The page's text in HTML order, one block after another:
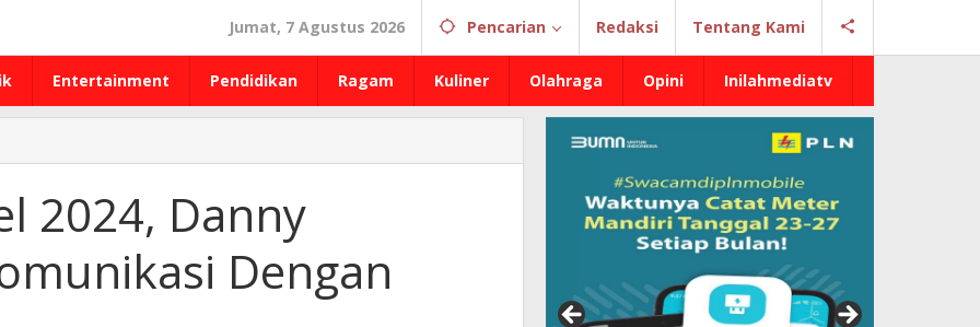
Jumat, 7 Agustus 2026 Pencarian Redaksi Tentang Kami
Entertainment Pendidikan Ragam Kuliner Olahraga Opini Inilahmediatv
2024, Danny
Dengan